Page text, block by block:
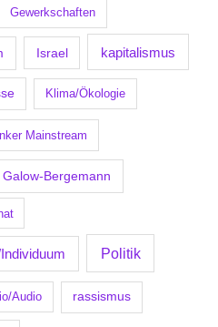
Gewerkschaften
Israel kapitalismus
Klima/Ökologie
Mainstream
Bergemann
Politik
Audio rassismus